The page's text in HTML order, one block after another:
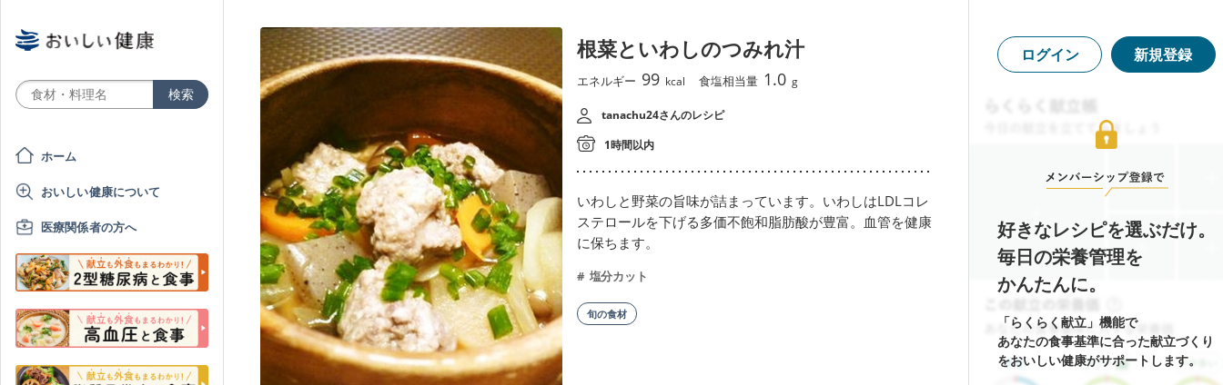
ホーム
おいしい健康について
医療関係者の方へ
根菜といわしのつみれ汁
エネルギー 99 kcal 食塩相当量 1.0 g
tanachu24さんのレシピ
1時間以内
いわしと野菜の旨味が詰まっています。いわしはLDLコレ
ステロールを下げる多価不飽和脂肪酸が豊富。血管を健康
に保ちます。
塩分カット
旬の食材
ログイン 新規登録
好きなレシピを選ぶだけ。
毎日の栄養管理を
かんたんに。
「らくらく献立」機能で
あなたの食事基準に合った献立づくり
をおいしい健康がサポートします。